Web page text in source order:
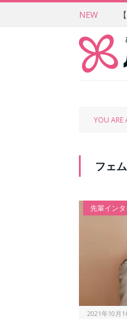
NEW
YOU ARE
フェ
先輩イン
2021年10月